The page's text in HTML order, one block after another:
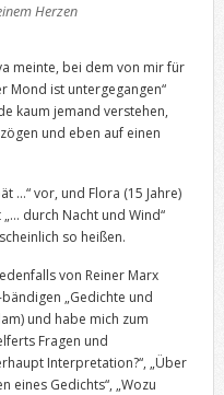
Herzen
meinte, bei dem von mir für
Mond ist untergegangen“
kaum jemand verstehen,
und eben auf einen
…“ vor, und Flora (15 Jahre)
durch Nacht und Wind“
so heißen.
von Reiner Marx
„Gedichte und
und habe mich zum
Fragen und
Interpretation?“, „Über
eines Gedichts“, „Wozu